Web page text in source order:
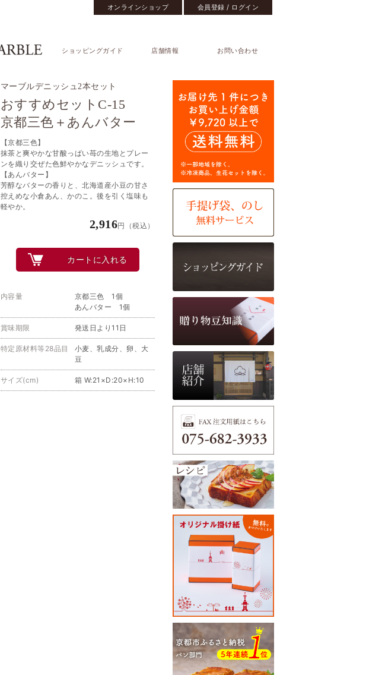
オンラインショップ 会員登録 / ログイン
ショッピングガイド 店舗情報 お問い合わせ
マーブルデニッシュ2本セット
おすすめセットC-15
京都三色＋あんバター
【京都三色】
抹茶と爽やかな甘酸っぱい苺の生地とプレー
ンを織り交ぜた色鮮やかなデニッシュです。
【あんバター】
芳醇なバターの香りと、北海道産小豆の甘さ
控えめな小倉あん、かのこ。後を引く塩味も
軽やか。
2,916円（税込）
カートに入れる
内容量
京都三色 1個
あんバター 1個
賞味期限 発送日より11日
特定原材料等28品目
小麦、乳成分、卵、大
豆
サイズ(cm) 箱 W:21×D:20×H:10